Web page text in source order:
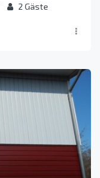
2 Gäste